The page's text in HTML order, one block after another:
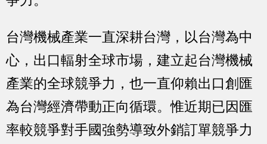
台灣機械產業一直深耕台灣，以台灣為中
心，出口輻射全球市場，建立起台灣機械
產業的全球競爭力，也一直仰賴出口創匯
為台灣經濟帶動正向循環。惟近期已因匯
率較競爭對手國強勢導致外銷訂單競爭力